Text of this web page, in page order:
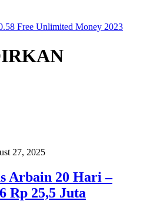
Free Unlimited Money 2023
27, 2025
Arbain 20 Hari –
Rp 25,5 Juta